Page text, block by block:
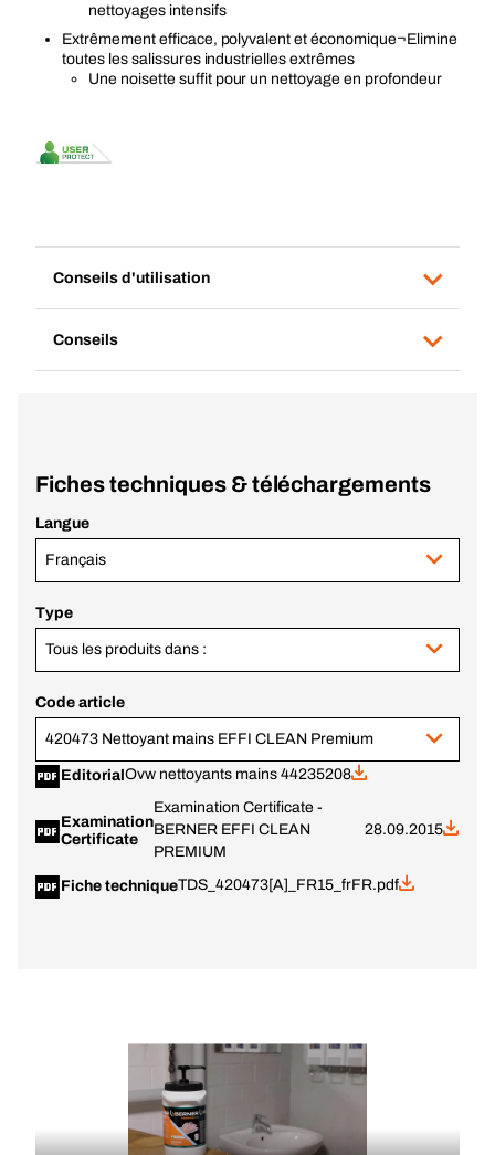
nettoyages intensifs
Extrêmement efficace, polyvalent et économique¬Elimine
toutes les salissures industrielles extrêmes
Une noisette suffit pour un nettoyage en profondeur
Conseils d'utilisation
Conseils
Fiches techniques & téléchargements
Langue
Français
Type
Tous les produits dans :
Code article
420473 Nettoyant mains EFFI CLEAN Premium
Editorial Ovw nettoyants mains 44235208
Examination
Certificate
Examination Certificate -
BERNER EFFI CLEAN
PREMIUM
28.09.2015
Fiche techniqueTDS_420473[A]_FR15_frFR.pdf